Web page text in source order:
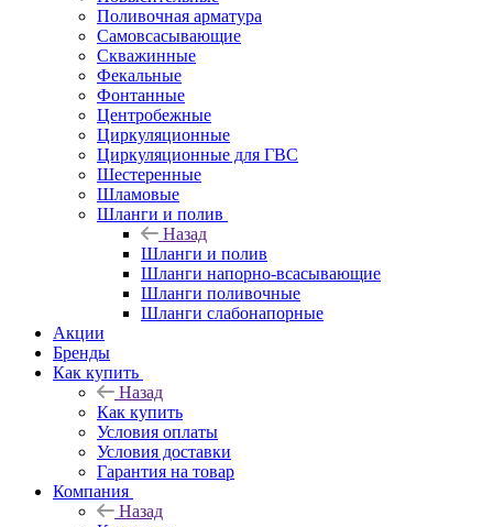
Поливочная арматура
Самовсасывающие
Скважинные
Фекальные
Фонтанные
Центробежные
Циркуляционные
Циркуляционные для ГВС
Шестеренные
Шламовые
Шланги и полив
Назад
Шланги и полив
Шланги напорно-всасывающие
Шланги поливочные
Шланги слабонапорные
Акции
Бренды
Как купить
Назад
Как купить
Условия оплаты
Условия доставки
Гарантия на товар
Компания
Назад